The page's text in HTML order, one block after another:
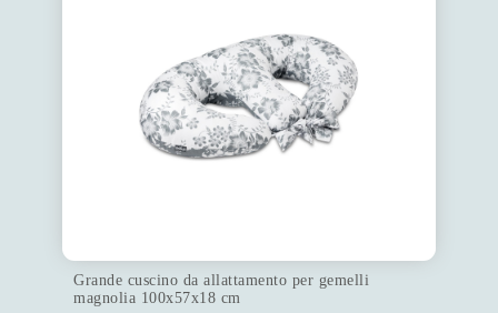
Grande cuscino da allattamento per gemelli
magnolia 100x57x18 cm